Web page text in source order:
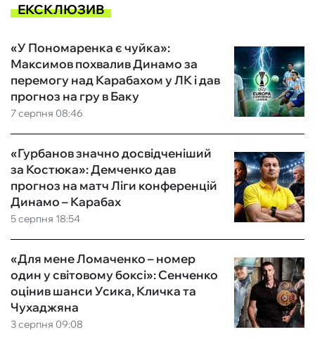
ЕКСКЛЮЗИВ
7 серпня 08:46
«У Пономаренка є чуйка»:
Максимов похвалив Динамо за
перемогу над Карабахом у ЛК і дав
прогноз на гру в Баку
5 серпня 18:54
«Гурбанов значно досвідченіший
за Костюка»: Демченко дав
прогноз на матч Ліги конференцій
Динамо – Карабах
3 серпня 09:08
«Для мене Ломаченко – номер
один у світовому боксі»: Сенченко
оцінив шанси Усика, Кличка та
Чухаджяна